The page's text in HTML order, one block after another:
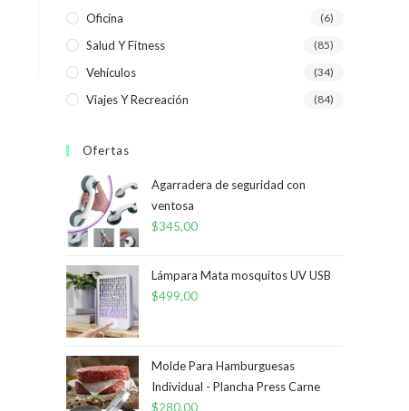
Oficina (6)
Salud Y Fitness (85)
Vehículos (34)
Viajes Y Recreación (84)
Ofertas
Agarradera de seguridad con
ventosa
$345,00
Lámpara Mata mosquitos UV USB
$499,00
Molde Para Hamburguesas
Individual - Plancha Press Carne
$280,00